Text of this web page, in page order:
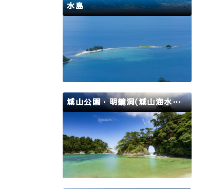
水島
水島は敦賀半島の先端に浮かぶ小さ
な無人島です。透明度の高い水質と
白砂が特徴で、「北陸のハワイ」と
も呼ばれています。海水浴場の時期
ます。海水浴期間中は毎日運行して
いる渡し舟に乗って島に渡ります。
渡し舟の運行状況はこちら…
城山公園・明鏡洞(城山海水浴場)
戦国時代に逸見昌経により築城され
た高浜城の跡地である城山公園に
は、高浜町の名勝「明鏡胴」や広い
芝生広場があり、公園内には遊歩道
若狭路 高浜町